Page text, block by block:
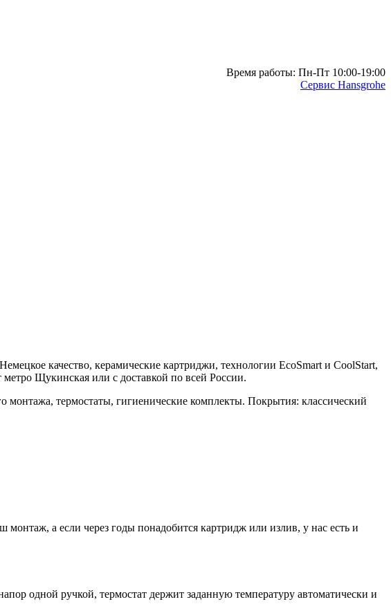
Время работы: Пн-Пт 10:00-19:00
Сервис Hansgrohe
качество, керамические картриджи, технологии EcoSmart и CoolStart,
Щукинская или с доставкой по всей России.
термостаты, гигиенические комплекты. Покрытия: классический
а если через годы понадобится картридж или излив, у нас есть и
одной ручкой, термостат держит заданную температуру автоматически и